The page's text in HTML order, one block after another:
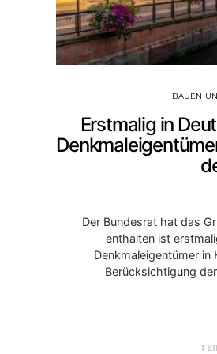
BAUEN
Erstmalig in
Der Bundesrat hat das
enthalten ist
Denkmaleigentümer
Berücksichtigung